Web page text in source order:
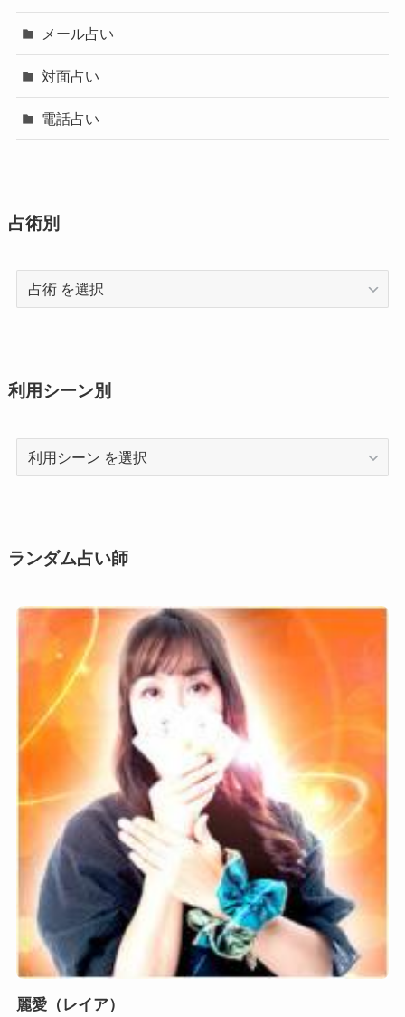
メール占い
対面占い
電話占い
占術別
術
利用シーン別
利
用
ン
ランダム占い師
麗愛（レイア）